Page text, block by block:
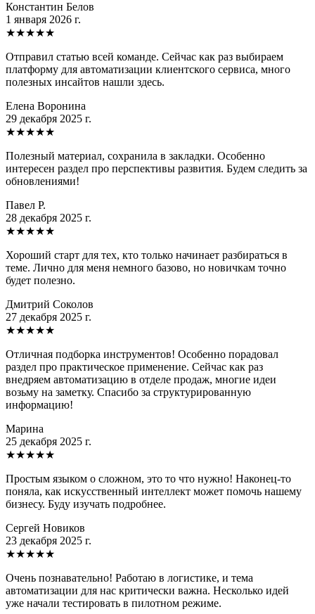
Константин Белов
1 января 2026 г.
★★★★★
Отправил статью всей команде. Сейчас как раз выбираем
платформу для автоматизации клиентского сервиса, много
полезных инсайтов нашли здесь.
Елена Воронина
29 декабря 2025 г.
★★★★★
Полезный материал, сохранила в закладки. Особенно
интересен раздел про перспективы развития. Будем следить за
обновлениями!
Павел Р.
28 декабря 2025 г.
★★★★★
Хороший старт для тех, кто только начинает разбираться в
теме. Лично для меня немного базово, но новичкам точно
будет полезно.
Дмитрий Соколов
27 декабря 2025 г.
★★★★★
Отличная подборка инструментов! Особенно порадовал
раздел про практическое применение. Сейчас как раз
внедряем автоматизацию в отделе продаж, многие идеи
возьму на заметку. Спасибо за структурированную
информацию!
Марина
25 декабря 2025 г.
★★★★★
Простым языком о сложном, это то что нужно! Наконец-то
поняла, как искусственный интеллект может помочь нашему
бизнесу. Буду изучать подробнее.
Сергей Новиков
23 декабря 2025 г.
★★★★★
Очень познавательно! Работаю в логистике, и тема
автоматизации для нас критически важна. Несколько идей
уже начали тестировать в пилотном режиме.